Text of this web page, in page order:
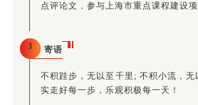
点评论文，参与上海市重点课程建设项
3 寄语
不积跬步，无以至千里; 不积小流，
实走好每一步，乐观积极每一天！